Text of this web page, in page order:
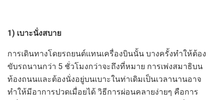
1) เบาะนั่งสบาย
การเดินทางโดยรถยนต์แทนเครื่องบินนั้น บางครั้งทำให้ต้อง
ขับรถนานกว่า 5 ชั่วโมงกว่าจะถึงที่หมาย การเพ่งสมาธิบน
ท้องถนนและต้องนั่งอยู่บนเบาะในท่าเดิมเป็นเวลานานอาจ
ทำให้มีอาการปวดเมื่อยได้ วิธีการผ่อนคลายง่ายๆ คือการ